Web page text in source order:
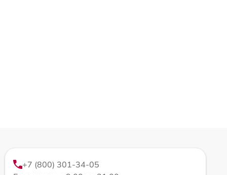
+7 (800) 301-34-05